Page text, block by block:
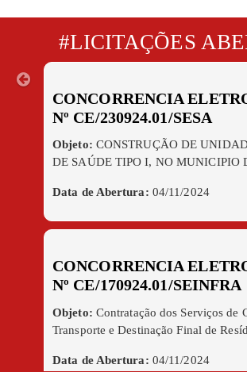
#LICITAÇÕES
CONCORRENCIA
Nº CE/230924.01/SESA
Objeto: CONSTRUÇÃO DE
DE SAÚDE TIPO I, NO MUNICIPIO
Data de Abertura: 04/11/2024
CONCORRENCIA
Nº CE/170924.01/SEINFRA
Objeto: Contratação dos Serviços de
Transporte e Destinação Final de
Meios-fios no Município de Pires
Data de Abertura: 04/11/2024
Previous